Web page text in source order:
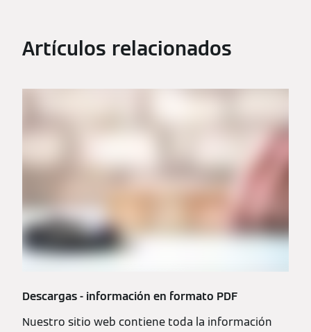
Artículos relacionados
Descargas - información en formato PDF
Nuestro sitio web contiene toda la información